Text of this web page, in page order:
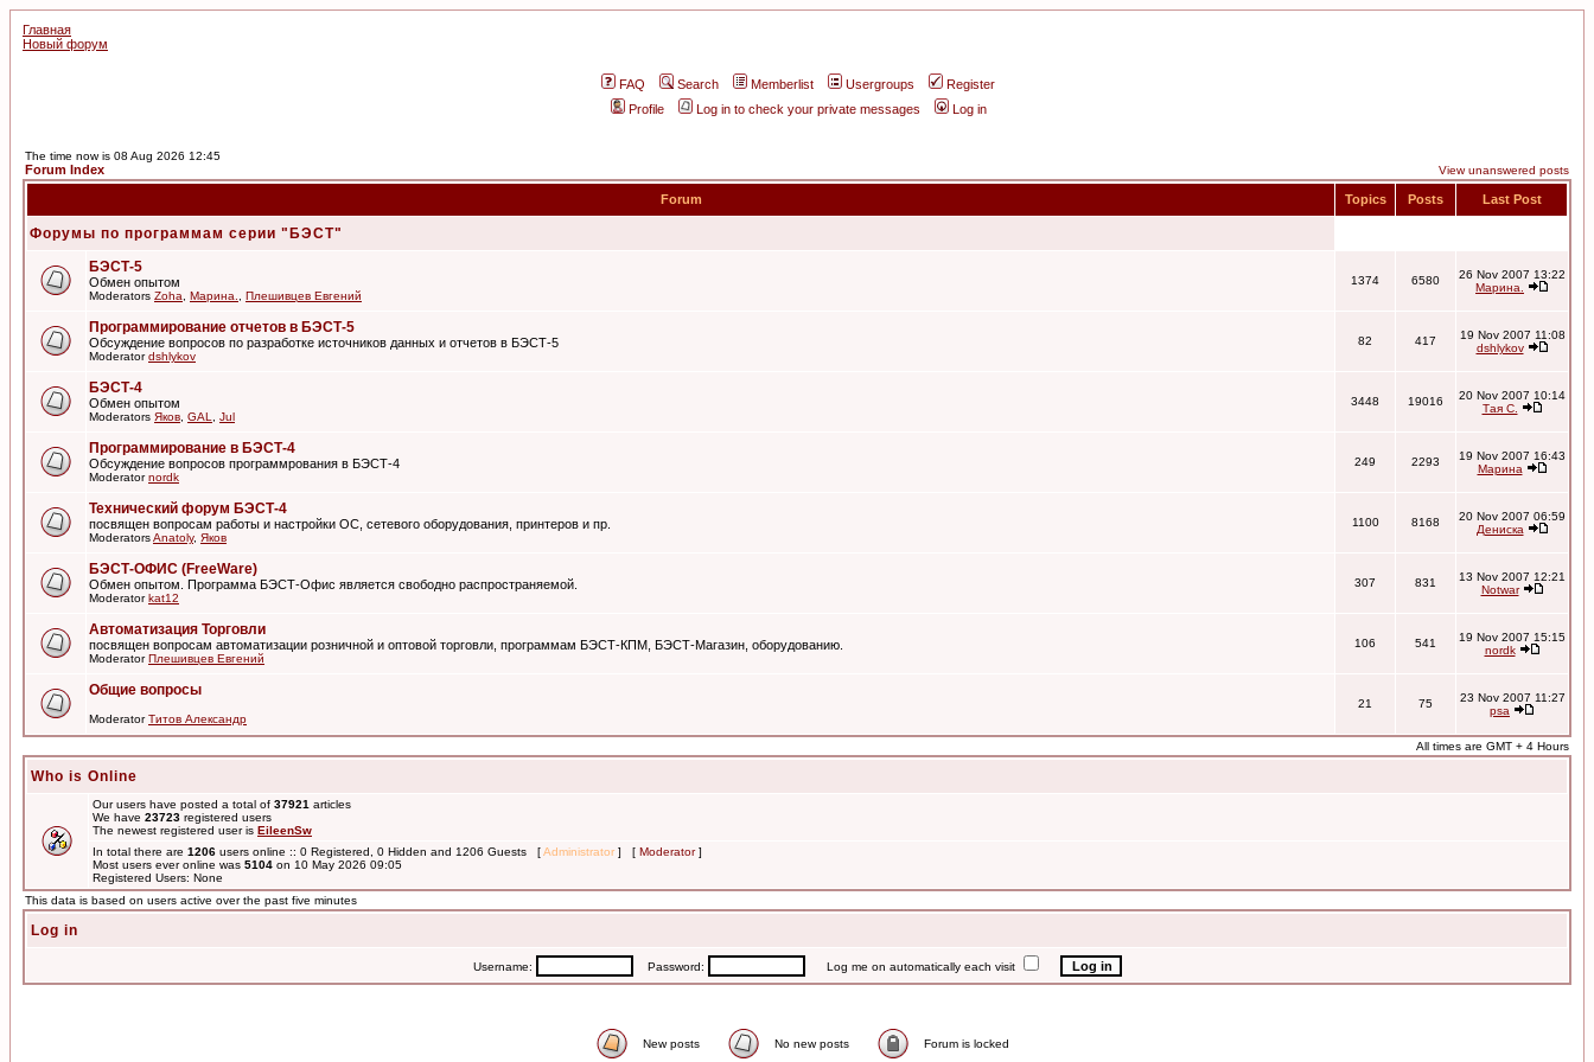
Главная
Новый форум
FAQ Search Memberlist Usergroups
Register
Profile
Log in to check your private messages Log in
The time now is 08 Aug 2026 12:45
Forum Index View unanswered posts
Forum Topics Posts Last Post
Форумы по программам серии "БЭСТ"
БЭСТ-5
Обмен опытом
Moderators Zoha Марина. Плешивцев Евгений
1374 6580
26 Nov 2007 13:22
Марина.
Программирование отчетов в БЭСТ-5
Обсуждение вопросов по разработке источников данных и отчетов в БЭСТ-5
Moderatordshlykov
82 417
19 Nov 2007 11:08
dshlykov
БЭСТ-4
Обмен опытом
Moderators Яков GAL Jul
3448 19016
20 Nov 2007 10:14
Тая С.
Программирование в БЭСТ-4
Обсуждение вопросов программрования в БЭСТ-4
Moderatornordk
249 2293
19 Nov 2007 16:43
Марина
Технический форум БЭСТ-4
посвящен вопросам работы и настройки ОС, сетевого оборудования, принтеров и пр.
ModeratorsAnatoly, Яков
1100 8168
20 Nov 2007 06:59
Дениска
БЭСТ-ОФИС (FreeWare)
Обмен опытом. Программа БЭСТ-Офис является свободно распространяемой.
Moderatorkat12
307 831
13 Nov 2007 12:21
Notwar
Автоматизация Торговли
посвящен вопросам автоматизации розничной и оптовой торговли, программам БЭСТ-КПМ, БЭСТ-Магазин, оборудованию.
ModeratorПлешивцев Евгений
106 541
19 Nov 2007 15:15
nordk
Общие вопросы
ModeratorТитов Александр
21 75
23 Nov 2007 11:27
psa
All times are GMT + 4 Hours
Who is Online
Our users have posted a total of 37921 articles
We have 23723 registered users
The newest registered user is EileenSw
In total there are 1206 users online :: 0 Registered, 0 Hidden and 1206 Guests [Administrator ] [ Moderator]
Most users ever online was 5104 on 10 May 2026 09:05
Registered Users: None
This data is based on users active over the past five minutes
Log in
Username: Password: Log me on automatically each visit
New posts No new posts Forum is locked